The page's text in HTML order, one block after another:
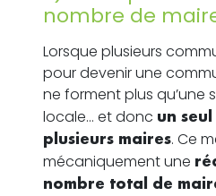
nombre de
Lorsque plusieurs
pour devenir une
ne forment plus qu’une
locale… et donc un
plusieurs maires. Ce
mécaniquement une
nombre total de